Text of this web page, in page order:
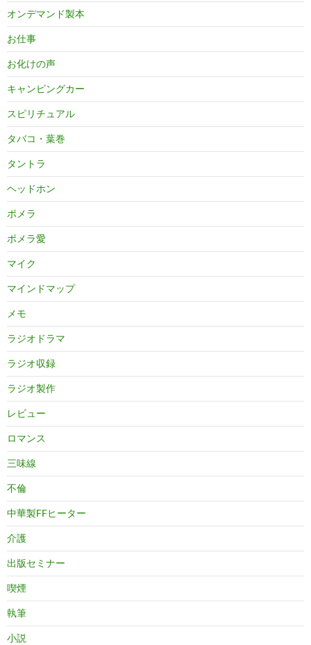
オンデマンド製本
お仕事
お化けの声
キャンピングカー
スピリチュアル
タバコ・葉巻
タントラ
ヘッドホン
ポメラ
ポメラ愛
マイク
マインドマップ
メモ
ラジオドラマ
ラジオ収録
ラジオ製作
レビュー
ロマンス
三味線
不倫
中華製FFヒーター
介護
出版セミナー
喫煙
執筆
小説